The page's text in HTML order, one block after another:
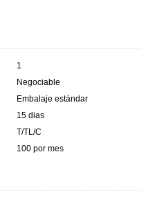
1
Negociable
Embalaje estándar
15 dias
T/TL/C
100 por mes